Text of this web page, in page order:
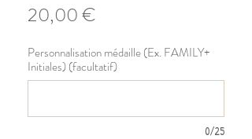
20,00 €
Personnalisation médaille (Ex. FAMILY+
Initiales) (facultatif)
0/25